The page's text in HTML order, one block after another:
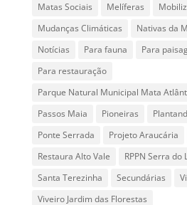
Matas Sociais
Melíferas
Mudanças Climáticas
Nativas da
Notícias
Para fauna
Para
Para restauração
Parque Natural Municipal Mata
Passos Maia
Pioneiras
Ponte Serrada
Projeto Araucária
Restaura Alto Vale
RPPN Serra do
Santa Terezinha
Secundárias
Viveiro Jardim das Florestas